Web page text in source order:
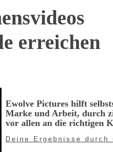
erreichen
Ewolve Pictures hilft
Marke und Arbeit, durch
vor allen an die richtigen
Deine Ergebnisse